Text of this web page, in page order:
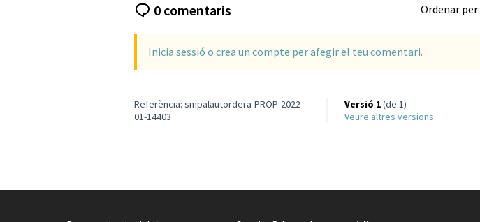
0 comentaris Ordenar per:
Inicia sessió o crea un compte per afegir el teu comentari.
Referència: smpalautordera-PROP-2022-
01-14403
Versió 1(de 1)
veure altres versions